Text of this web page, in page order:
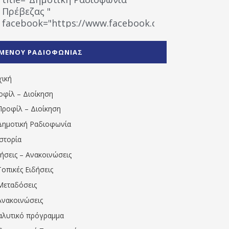
Πρέβεζας "
facebook="https://www.facebook.com/
1531194763766854/" artist="" ]
ΡΑΔΙΟΦΩΝΙΑΣ
– Διοίκηση
– Διοίκηση
Ραδιοφωνία
– Ανακοινώσεις
Ειδήσεις
πρόγραμμα